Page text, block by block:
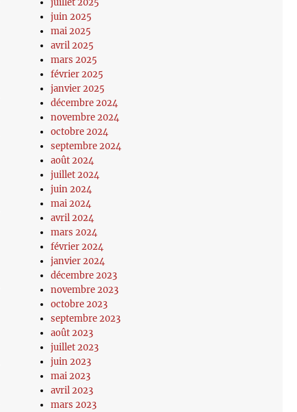
juillet 2025
juin 2025
mai 2025
avril 2025
mars 2025
février 2025
janvier 2025
décembre 2024
novembre 2024
octobre 2024
septembre 2024
août 2024
juillet 2024
juin 2024
mai 2024
avril 2024
mars 2024
février 2024
janvier 2024
décembre 2023
novembre 2023
octobre 2023
septembre 2023
août 2023
juillet 2023
juin 2023
mai 2023
avril 2023
mars 2023